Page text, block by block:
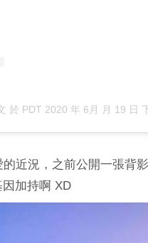
於 PDT 2020 年 6月 月 19 日
近況，之前公開一張背
加持啊 XD